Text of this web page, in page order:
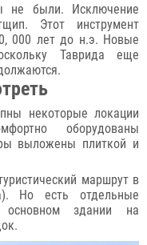
не были. Исключение
Этот инструмент
000 лет до н.э. Новые
Таврида еще
некоторые локации
оборудованы
выложены плиткой и
маршрут в
Но есть отдельные
здании на